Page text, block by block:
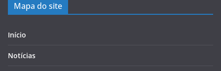
Mapa do site
Início
Notícias